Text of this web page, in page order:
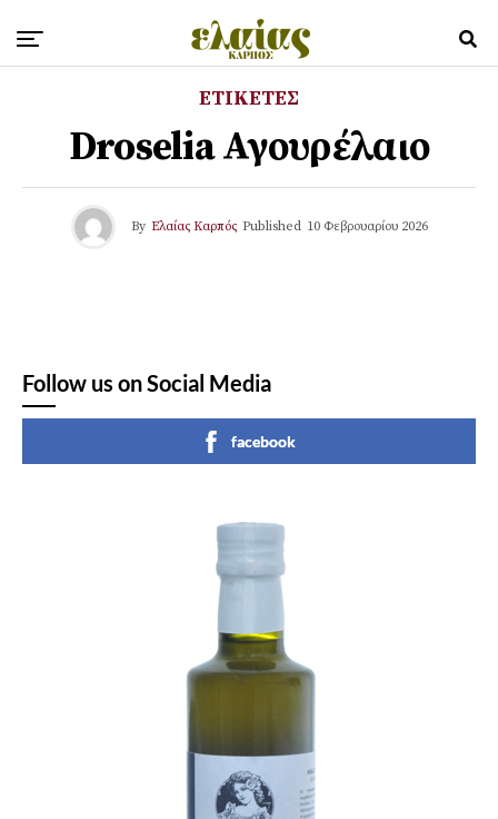
ΕΤΙΚΕΤΕΣ
Droselia Αγουρέλαιο
By Ελαίας Καρπός Published 10 Φεβρουαρίου 2026
Follow us on Social Media
facebook